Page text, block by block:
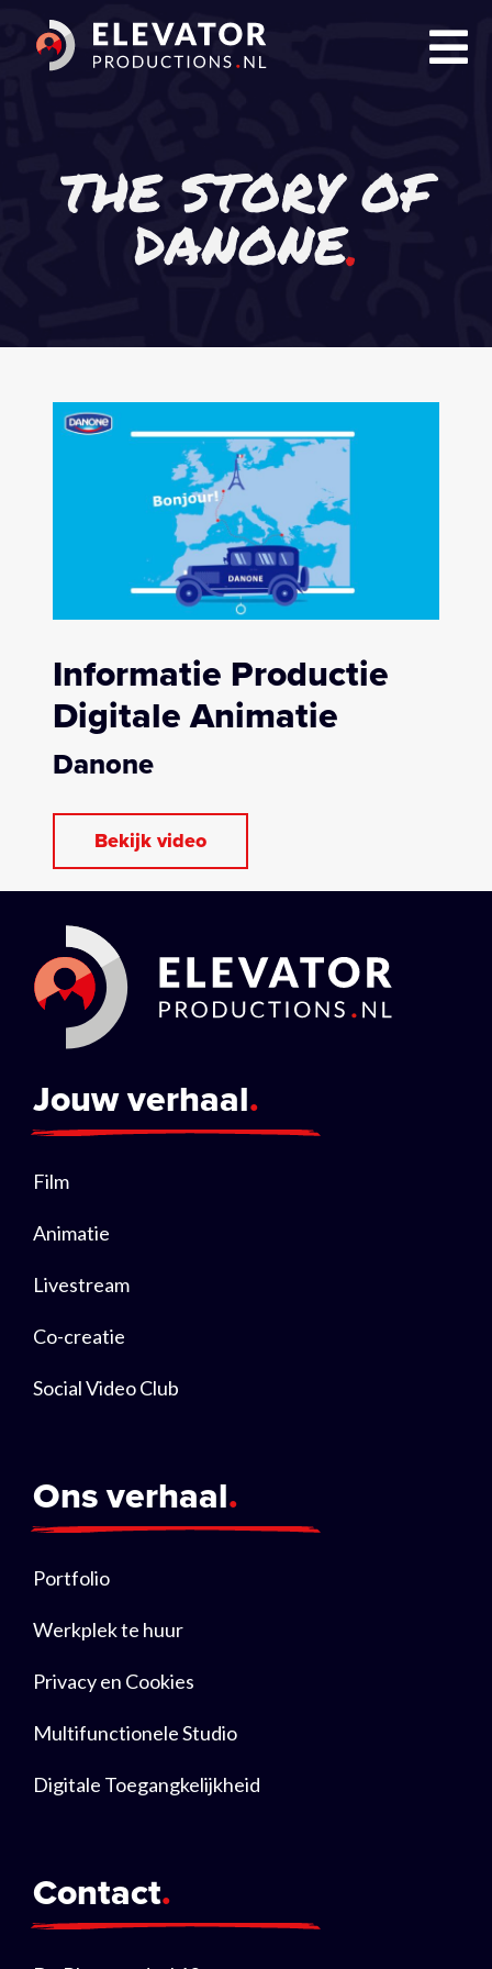
THE STORY OF
DANONE
Informatie Productie
Digitale Animatie
Danone
Bekijk video
Film
Portfolio
Co-creatie
Over ons
Jouw verhaal
Film
Animatie
Livestream
Co-creatie
Social Video Club
Ons verhaal
Portfolio
Werkplek te huur
Privacy en Cookies
Multifunctionele Studio
Digitale Toegangkelijkheid
Contact